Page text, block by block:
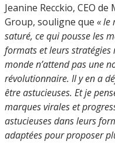
Jeanine Recckio, CEO
Group, souligne que « le
saturé, ce qui pousse les
formats et leurs stratégies
monde n’attend pas une
révolutionnaire. Il y en a
être astucieuses. Et je
marques virales et
astucieuses dans leurs
adaptées pour proposer